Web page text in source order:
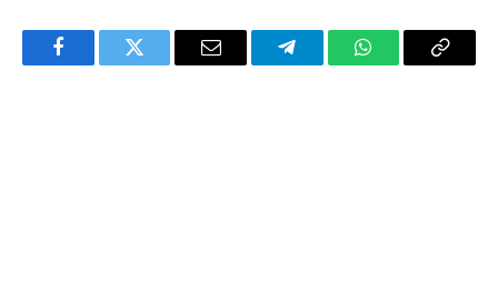
FacebookTwitter Email TelegramWhatsAppCopy